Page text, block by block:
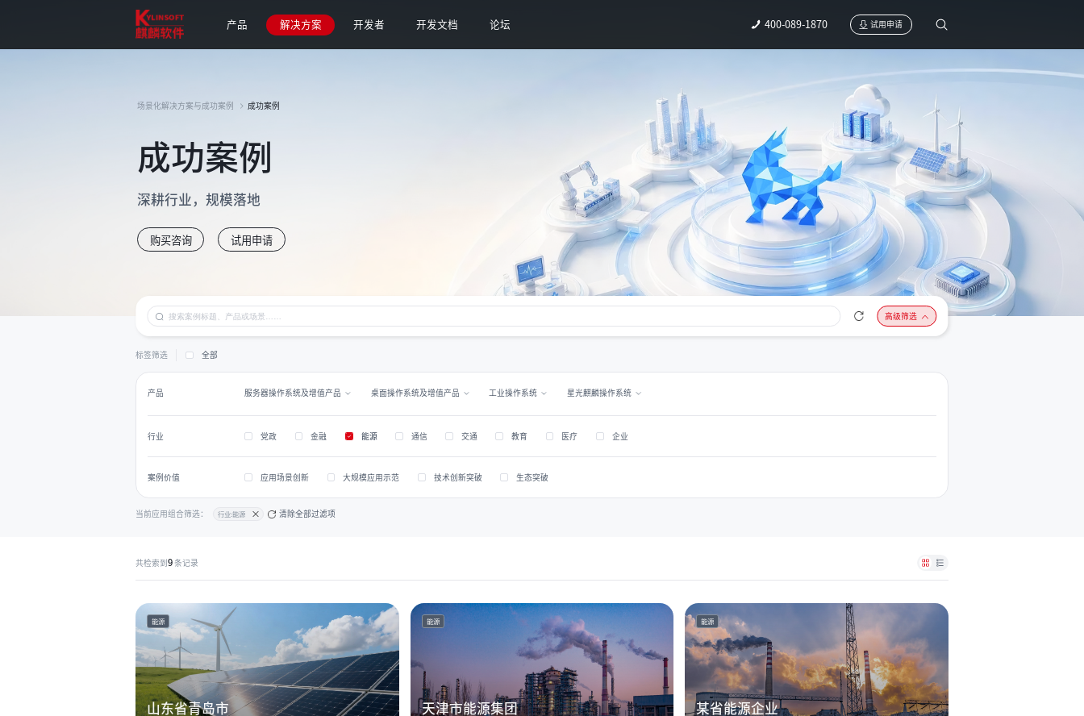
400-089-1870 试用申请
产品 解决方案 开发者 开发文档 论坛
场景化解决方案与成功案例 成功案例
成功案例
深耕行业，规模落地
购买咨询 试用申请
高级筛选
标签筛选 全部
产品 服务器操作系统及增值产品 桌面操作系统及增值产品 工业操作系统 星光麒麟操作系统
行业 党政 金融 能源 通信 交通 教育 医疗 企业
案例价值 应用场景创新 大规模应用示范 技术创新突破 生态突破
当前应用组合筛选： 行业:能源 清除全部过滤项
共检索到 9 条记录
能源
山东省青岛市
能源
天津市能源集团
能源
某省能源企业